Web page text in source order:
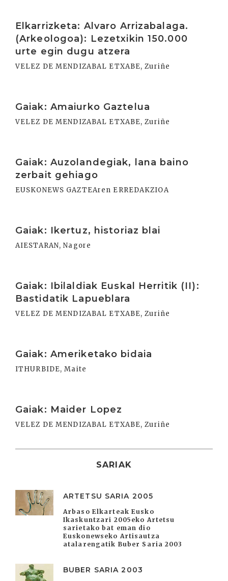
Elkarrizketa: Alvaro Arrizabalaga.
(Arkeologoa): Lezetxikin 150.000
urte egin dugu atzera
VELEZ DE MENDIZABAL ETXABE, Zuriñe
Gaiak: Amaiurko Gaztelua
VELEZ DE MENDIZABAL ETXABE, Zuriñe
Gaiak: Auzolandegiak, lana baino
zerbait gehiago
EUSKONEWS GAZTEAren ERREDAKZIOA
Gaiak: Ikertuz, historiaz blai
AIESTARAN, Nagore
Gaiak: Ibilaldiak Euskal Herritik (II):
Bastidatik Lapueblara
VELEZ DE MENDIZABAL ETXABE, Zuriñe
Gaiak: Ameriketako bidaia
ITHURBIDE, Maite
Gaiak: Maider Lopez
VELEZ DE MENDIZABAL ETXABE, Zuriñe
SARIAK
ARTETSU SARIA 2005
Arbaso Elkarteak Eusko
Ikaskuntzari 2005eko Artetsu
sarietako bat eman dio
Euskonewseko Artisautza
atalarengatik Buber Saria 2003
BUBER SARIA 2003